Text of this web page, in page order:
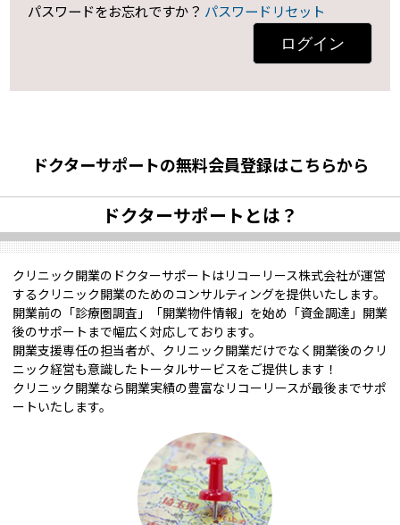
パスワードをお忘れですか？ パスワードリセット
ログイン
ドクターサポートの無料会員登録はこちらから
ドクターサポートとは？
クリニック開業のドクターサポートはリコーリース株式会社が運営
するクリニック開業のためのコンサルティングを提供いたします。
開業前の「診療圏調査」「開業物件情報」を始め「資金調達」開業
後のサポートまで幅広く対応しております。
開業支援専任の担当者が、クリニック開業だけでなく開業後のクリ
ニック経営も意識したトータルサービスをご提供します！
クリニック開業なら開業実績の豊富なリコーリースが最後までサポ
ートいたします。